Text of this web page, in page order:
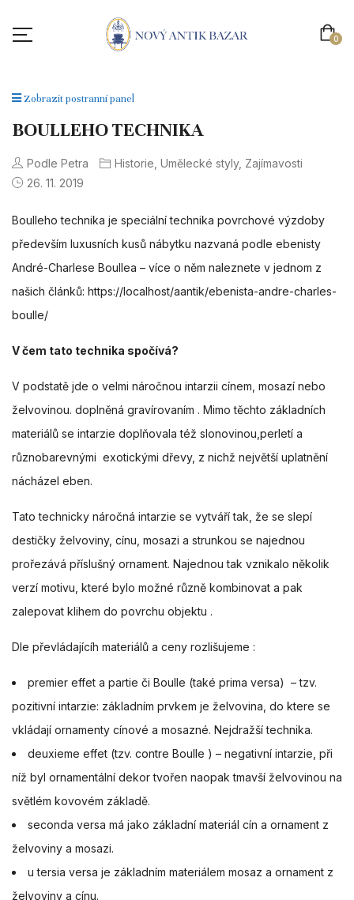
0
Zobrazit postranní panel
BOULLEHO TECHNIKA
Podle Petra Historie Umělecké styly, Zajímavosti
26. 11. 2019
Boulleho technika je speciální technika povrchové výzdoby
především luxusních kusů nábytku nazvaná podle ebenisty
André-Charlese Boullea – více o něm naleznete v jednom z
našich článků: https://localhost/aantik/ebenista-andre-charles-
boulle/
V čem tato technika spočívá?
V podstatě jde o velmi náročnou intarzii cínem, mosazí nebo
želvovinou. doplněná gravírovaním . Mimo těchto základních
materiálů se intarzie doplňovala též slonovinou,perletí a
různobarevnými exotickými dřevy, z nichž největší uplatnění
nácházel eben.
Tato technicky náročná intarzie se vytváří tak, že se slepí
destičky želvoviny, cínu, mosazi a strunkou se najednou
prořezává příslušný ornament. Najednou tak vznikalo několik
verzí motivu, které bylo možné různě kombinovat a pak
zalepovat klihem do povrchu objektu .
Dle převládajícíh materiálů a ceny rozlišujeme :
premier effet a partie či Boulle (také prima versa) – tzv.
pozitivní intarzie: základním prvkem je želvovina, do ktere se
vkládají ornamenty cínové a mosazné. Nejdražší technika.
deuxieme effet (tzv. contre Boulle ) – negativní intarzie, při
níž byl ornamentální dekor tvořen naopak tmavší želvovinou na
světlém kovovém základě.
seconda versa má jako základní materiál cín a ornament z
želvoviny a mosazi.
u tersia versa je základním materiálem mosaz a ornament z
želvoviny a cínu.